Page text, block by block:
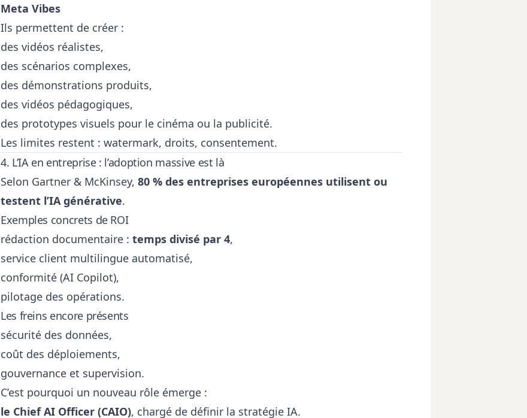
Meta Vibes
Ils permettent de créer :
des vidéos réalistes,
des scénarios complexes,
des démonstrations produits,
des vidéos pédagogiques,
des prototypes visuels pour le cinéma ou la publicité.
Les limites restent : watermark, droits, consentement.
4. L’IA en entreprise : l’adoption massive est là
Selon Gartner & McKinsey, 80 % des entreprises européennes utilisent ou
testent l’IA générative.
Exemples concrets de ROI
rédaction documentaire : temps divisé par 4,
service client multilingue automatisé,
conformité (AI Copilot),
pilotage des opérations.
Les freins encore présents
sécurité des données,
coût des déploiements,
gouvernance et supervision.
C’est pourquoi un nouveau rôle émerge :
le Chief AI Officer (CAIO), chargé de définir la stratégie IA.